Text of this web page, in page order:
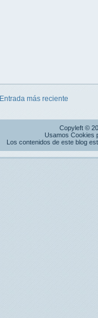
Entrada más reciente
Copyleft ©
Usamos Cookies
Los contenidos de este blog